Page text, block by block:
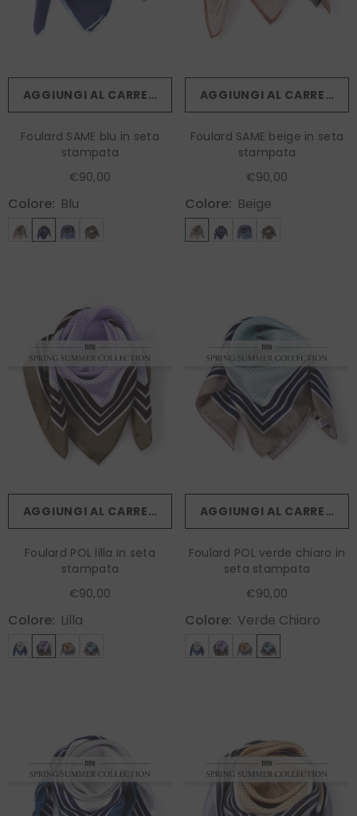
AGGIUNGI AL CARRELLO
Foulard SAME blu in seta
stampata
€90,00
Colore: Blu
AGGIUNGI AL CARRELLO
Foulard SAME beige in seta
stampata
€90,00
Colore: Beige
AGGIUNGI AL CARRELLO
Foulard POL lilla in seta
stampata
€90,00
Colore: Lilla
AGGIUNGI AL CARRELLO
Foulard POL verde chiaro in
seta stampata
€90,00
Colore: Verde Chiaro